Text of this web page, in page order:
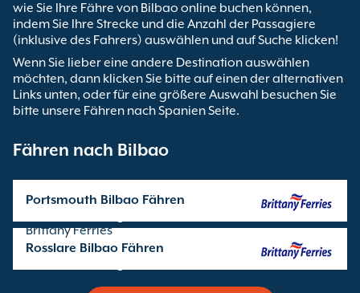
wie Sie Ihre Fähre von Bilbao online buchen können,
indem Sie Ihre Strecke und die Anzahl der Passagiere
(inklusive des Fahrers) auswählen und auf Suche klicken!
Wenn Sie lieber eine andere Destination auswählen
möchten, dann klicken Sie bitte auf einen der alternativen
Links unten, oder für eine größere Auswahl besuchen Sie
bitte unsere Fähren nach Spanien Seite.
Fähren nach Bilbao
Portsmouth Bilbao Fähren
Brittany Ferries
Rosslare Bilbao Fähren